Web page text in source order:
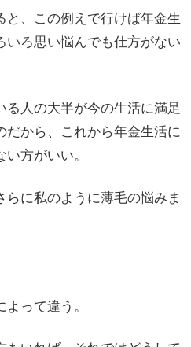
と、この例えで行けば年金生
いろ思い悩んでも仕方がない
る人の大半が今の生活に満足
だから、これから年金生活に
方がいい。
に私のように薄毛の悩みま
って違う。